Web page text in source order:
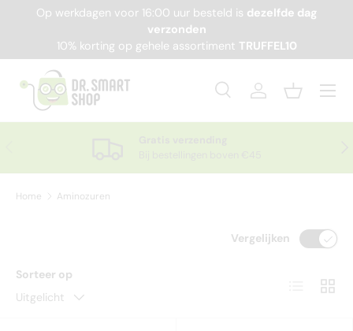
Op werkdagen voor 16:00 uur besteld is dezelfde dag
verzonden
10% korting op gehele assortiment TRUFFEL10
Zoeken
Productsoort
ZoekenInloggenMandje
Menu
Home Aminozuren
Sorteer op
Uitgelicht
Vergelijken